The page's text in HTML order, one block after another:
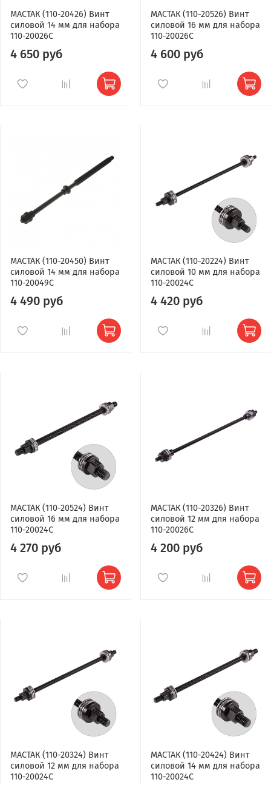
МАСТАК (110-20426) Винт
силовой 14 мм для набора
110-20026C
4 650 руб
МАСТАК (110-20526) Винт
силовой 16 мм для набора
110-20026C
4 600 руб
МАСТАК (110-20450) Винт
силовой 14 мм для набора
110-20049C
4 490 руб
МАСТАК (110-20224) Винт
силовой 10 мм для набора
110-20024C
4 420 руб
МАСТАК (110-20524) Винт
силовой 16 мм для набора
110-20024C
4 270 руб
МАСТАК (110-20326) Винт
силовой 12 мм для набора
110-20026C
4 200 руб
МАСТАК (110-20324) Винт
силовой 12 мм для набора
110-20024C
МАСТАК (110-20424) Винт
силовой 14 мм для набора
110-20024C